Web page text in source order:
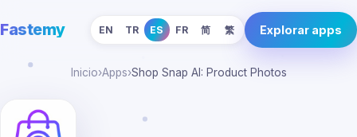
Fastemy EN TR ES FR 简 繁 Explorar apps
Inicio›Apps›Shop Snap AI: Product Photos